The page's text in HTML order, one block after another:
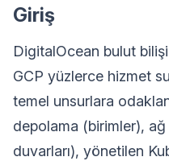
Giriş
DigitalOcean bulut
GCP yüzlerce hizmet
temel unsurlara
depolama (birimler),
duvarları), yönetilen